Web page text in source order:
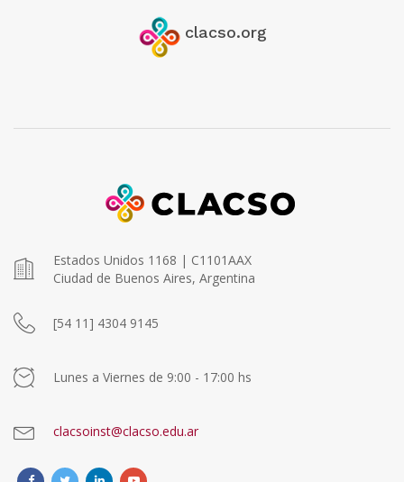
clacso.org
Estados Unidos 1168 | C1101AAX
Ciudad de Buenos Aires, Argentina
[54 11] 4304 9145
Lunes a Viernes de 9:00 - 17:00 hs
clacsoinst@clacso.edu.ar